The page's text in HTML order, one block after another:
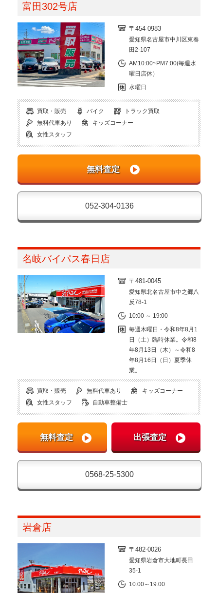
富田302号店
〒454-0983
愛知県名古屋市中川区東春
田2-107
AM10:00~PM7:00(毎週水
曜日店休）
水曜日
買取・販売 バイク
トラック買取
無料代車あり
キッズコーナー
女性スタッフ
052-304-0136
名岐バイパス春日店
〒481-0045
愛知県北名古屋市中之郷八
反78-1
10:00 ～ 19:00
毎週木曜日・令和8年8月1
日（土）臨時休業。令和8
年8月13日（木）～令和8
年8月16日（日）夏季休
業。
買取・販売 無料代車あり
キッズコーナー
女性スタッフ
自動車整備士
0568-25-5300
岩倉店
〒482-0026
愛知県岩倉市大地町長田
35-1
10:00～19:00